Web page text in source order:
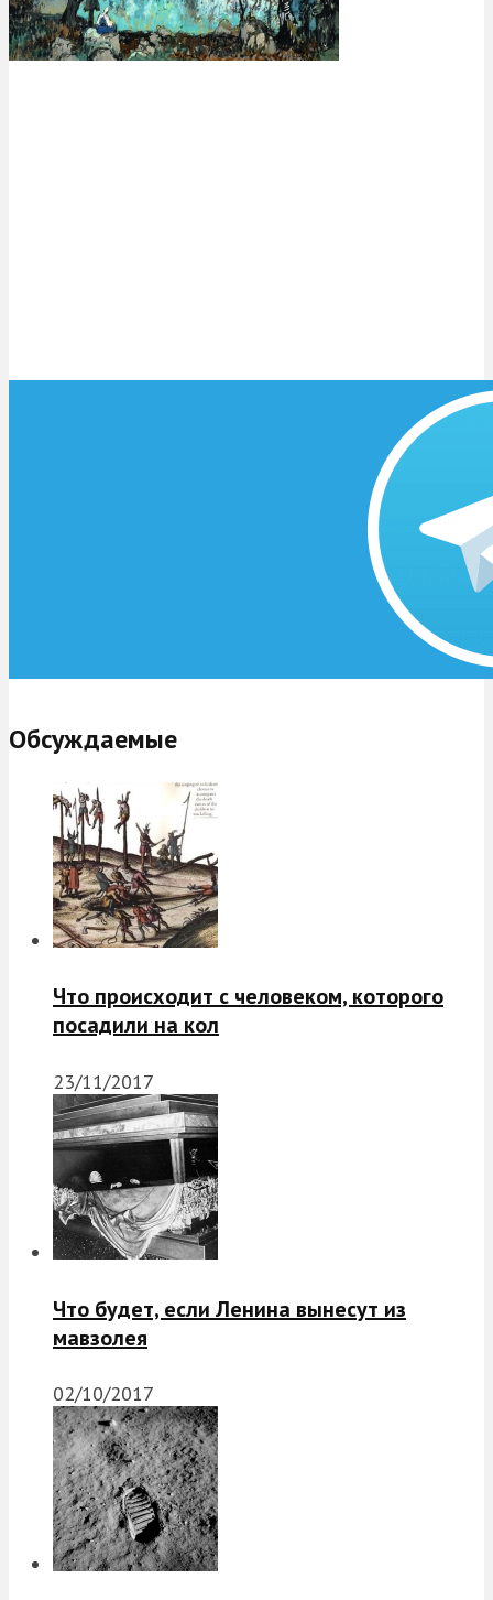
Обсуждаемые
Что происходит с человеком, которого
посадили на кол
23/11/2017
Что будет, если Ленина вынесут из
мавзолея
02/10/2017